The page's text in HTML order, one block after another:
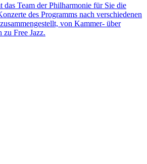
das Team der Philharmonie für Sie die
des Programms nach verschiedenen
von Kammer- über
Free Jazz.